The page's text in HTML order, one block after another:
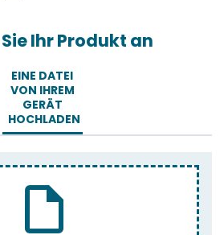
Ihr Produkt an
EINE DATEI
VON IHREM
GERÄT
HOCHLADEN